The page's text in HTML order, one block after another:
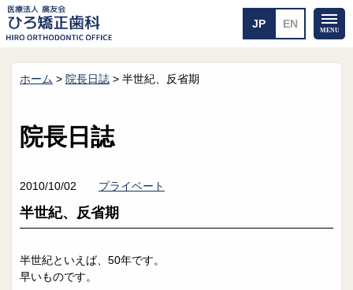
ホーム
院長紹介
メール送信
ホーム > 院長日誌 > 半世紀、反省期
院長日誌
2010/10/02 プライベート
半世紀、反省期
半世紀といえば、50年です。
早いものです。